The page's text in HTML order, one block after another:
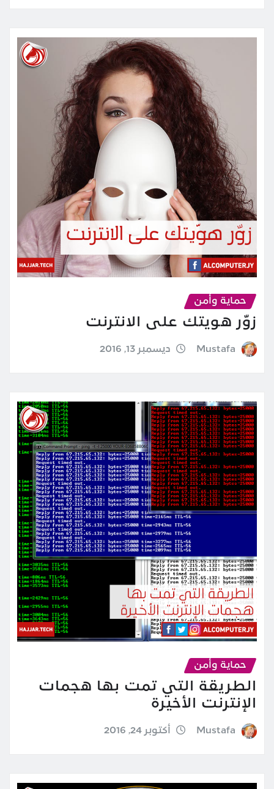
حماية وأمن
زوّر هويتك على الانترنت
Mustafa ديسمبر 13, 2016
حماية وأمن
الطريقة التي تمت بها هجمات
الإنترنت الأخيرة
Mustafa أكتوبر 24, 2016